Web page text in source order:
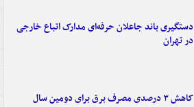
دستگیری باند جاعلان حرفه‌ای مدارک اتباع خارجی
در تهران
کاهش ۳ درصدی مصرف برق برای دومین سال